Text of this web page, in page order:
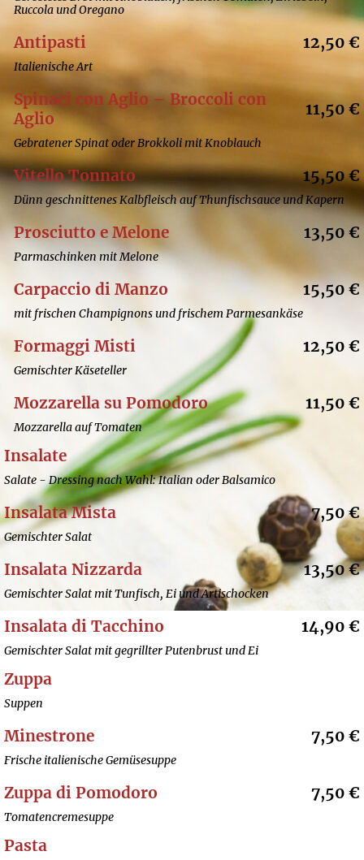
Ruccola und Oregano
Antipasti 12,50 €
Italienische Art
Spinaci con Aglio – Broccoli con
Aglio
11,50 €
Gebratener Spinat oder Brokkoli mit Knoblauch
Vitello Tonnato 15,50 €
Dünn geschnittenes Kalbfleisch auf Thunfischsauce und Kapern
Prosciutto e Melone 13,50 €
Parmaschinken mit Melone
Carpaccio di Manzo 15,50 €
mit frischen Champignons und frischem Parmesankäse
Formaggi Misti 12,50 €
Gemischter Käseteller
Mozzarella su Pomodoro 11,50 €
Mozzarella auf Tomaten
Insalate
Salate - Dressing nach Wahl: Italian oder Balsamico
Insalata Mista 7,50 €
Gemischter Salat
Insalata Nizzarda 13,50 €
Gemischter Salat mit Tunfisch, Ei und Artischocken
Insalata di Tacchino 14,90 €
Gemischter Salat mit gegrillter Putenbrust und Ei
Zuppa
Suppen
Minestrone 7,50 €
Frische italienische Gemüsesuppe
Zuppa di Pomodoro 7,50 €
Tomatencremesuppe
Pasta